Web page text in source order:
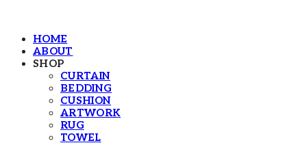
HOME
ABOUT
SHOP
CURTAIN
BEDDING
CUSHION
ARTWORK
RUG
TOWEL